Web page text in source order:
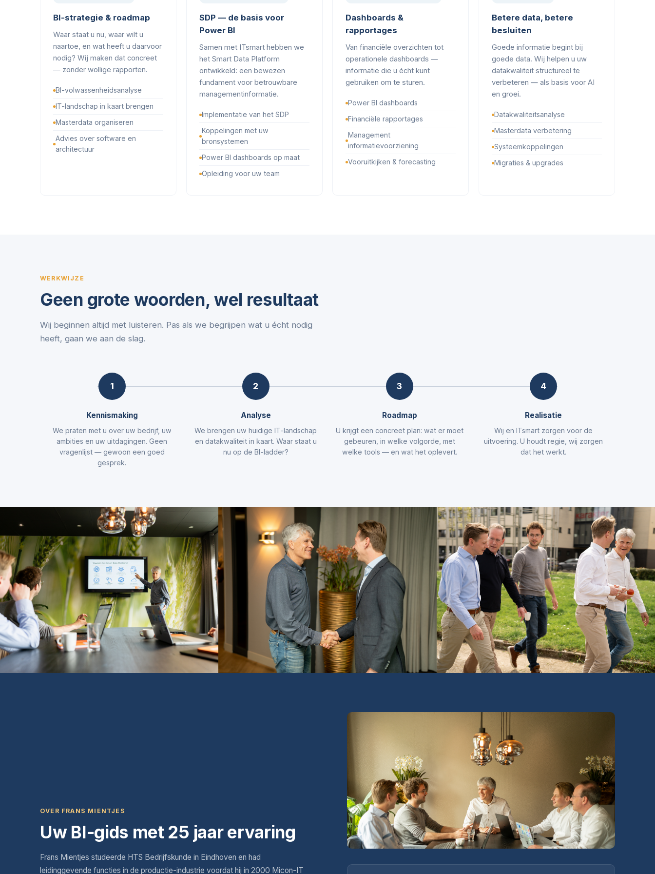
BI-strategie & roadmap
Waar staat u nu, waar wilt u
naartoe, en wat heeft u daarvoor
nodig? Wij maken dat concreet
— zonder wollige rapporten.
BI-volwassenheidsanalyse
IT-landschap in kaart brengen
Masterdata organiseren
Advies over software en
architectuur
SDP — de basis voor
Power BI
Samen met ITsmart hebben we
het Smart Data Platform
ontwikkeld: een bewezen
fundament voor betrouwbare
managementinformatie.
Implementatie van het SDP
Koppelingen met uw
bronsystemen
Power BI dashboards op maat
Opleiding voor uw team
Dashboards &
rapportages
Van financiële overzichten tot
operationele dashboards —
informatie die u écht kunt
gebruiken om te sturen.
Power BI dashboards
Financiële rapportages
Management
informatievoorziening
Vooruitkijken & forecasting
Betere data, betere
besluiten
Goede informatie begint bij
goede data. Wij helpen u uw
datakwaliteit structureel te
verbeteren — als basis voor AI
en groei.
Datakwaliteitsanalyse
Masterdata verbetering
Systeemkoppelingen
Migraties & upgrades
WERKWIJZE
Geen grote woorden, wel resultaat
Wij beginnen altijd met luisteren. Pas als we begrijpen wat u écht nodig
heeft, gaan we aan de slag.
1
Kennismaking
We praten met u over uw bedrijf, uw
ambities en uw uitdagingen. Geen
vragenlijst — gewoon een goed
gesprek.
2
Analyse
We brengen uw huidige IT-landschap
en datakwaliteit in kaart. Waar staat u
nu op de BI-ladder?
3
Roadmap
U krijgt een concreet plan: wat er moet
gebeuren, in welke volgorde, met
welke tools — en wat het oplevert.
4
Realisatie
Wij en ITsmart zorgen voor de
uitvoering. U houdt regie, wij zorgen
dat het werkt.
OVER FRANS MIENTJES
Uw BI-gids met 25 jaar ervaring
Frans Mientjes studeerde HTS Bedrijfskunde in Eindhoven en had
leidinggevende functies in de productie-industrie voordat hij in 2000 Micon-IT